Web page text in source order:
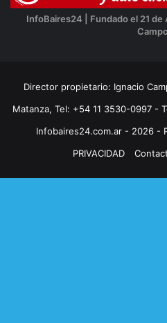
InfoBaires24 | Fundado el 21
Director propietario: Ignacio
Matanza, Tel: +54 11 3530-0997 -
Infobaires24.com.ar - 2026 -
PRIVACIDAD